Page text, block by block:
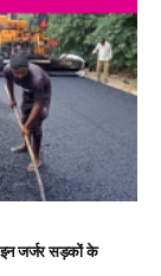
जर्जर सड़कों के